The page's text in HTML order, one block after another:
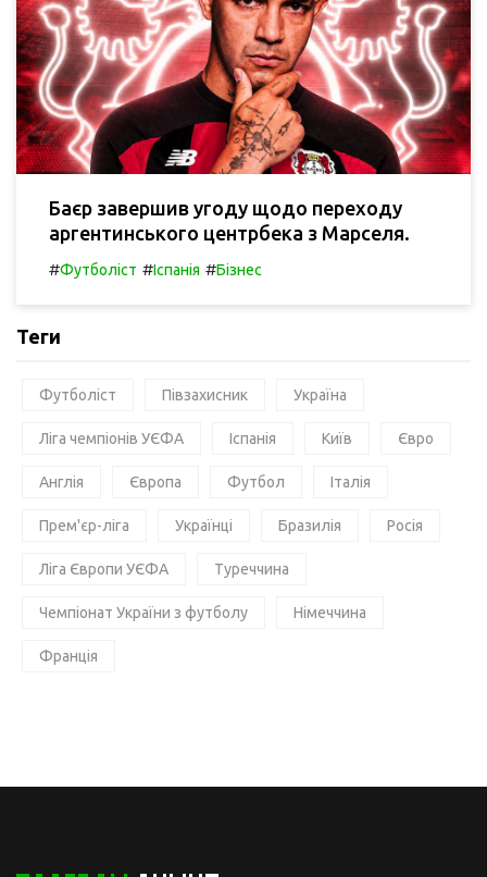
Баєр завершив угоду щодо переходу
аргентинського центрбека з Марселя.
#Футболіст #Іспанія #Бізнес
Теги
Футболіст Півзахисник Україна
Ліга чемпіонів УЄФА Іспанія Київ Євро
Англія Європа Футбол Італія
Прем'єр-ліга Українці Бразилія Росія
Ліга Європи УЄФА Туреччина
Чемпіонат України з футболу Німеччина
Франція